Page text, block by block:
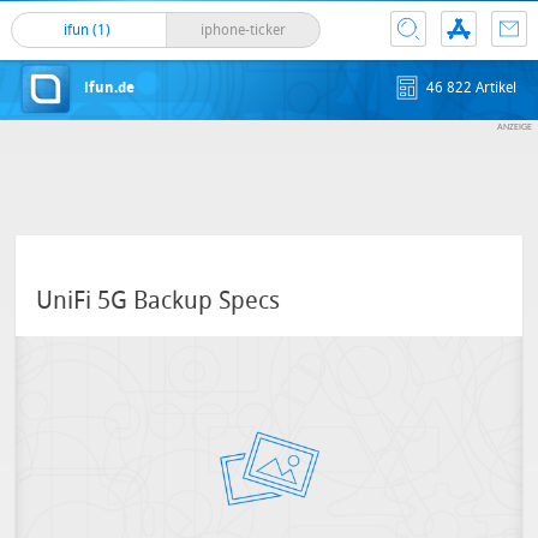
ifun (1) iphone-ticker
ifun.de 46 822 Artikel
UniFi 5G Backup Specs